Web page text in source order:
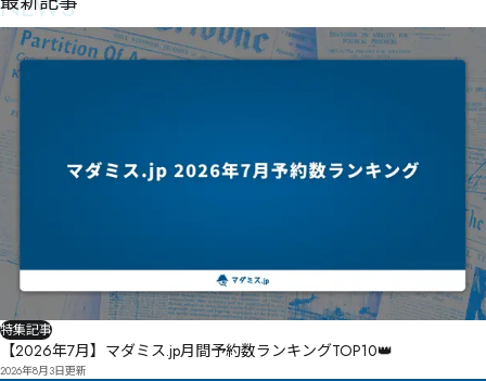
特集記事
【2026年7月】マダミス.jp月間予約数ランキングTOP10👑
2026年8月3日更新